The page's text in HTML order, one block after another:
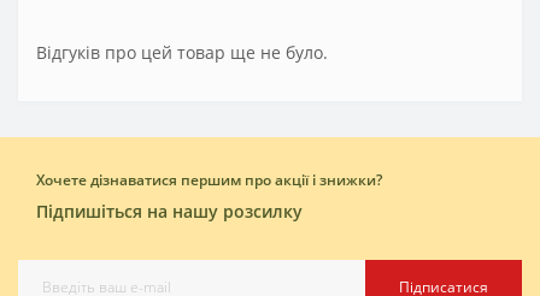
Відгуків про цей товар ще не було.
Хочете дізнаватися першим про акції і знижки?
Підпишіться на нашу розсилку
Підписатися